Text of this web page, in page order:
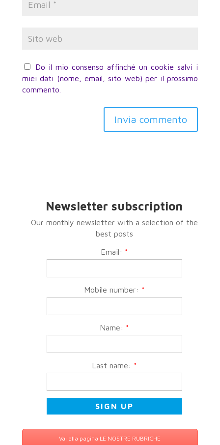
Do il mio consenso affinché un cookie salvi i
miei dati (nome, email, sito web) per il prossimo
commento.
Invia commento
Newsletter subscription
Our monthly newsletter with a selection of the
best posts
Email: *
Mobile number: *
Name: *
Last name: *
Vai alla pagina LE NOSTRE RUBRICHE